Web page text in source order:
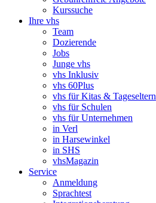
Kurssuche
Ihre vhs
Team
Dozierende
Jobs
Junge vhs
vhs Inklusiv
vhs 60Plus
vhs für Kitas & Tageseltern
vhs für Schulen
vhs für Unternehmen
in Verl
in Harsewinkel
in SHS
vhsMagazin
Service
Anmeldung
Sprachtest